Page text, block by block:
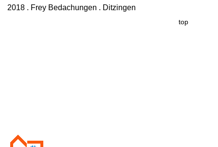
2018 . Frey Bedachungen . Ditzingen
top